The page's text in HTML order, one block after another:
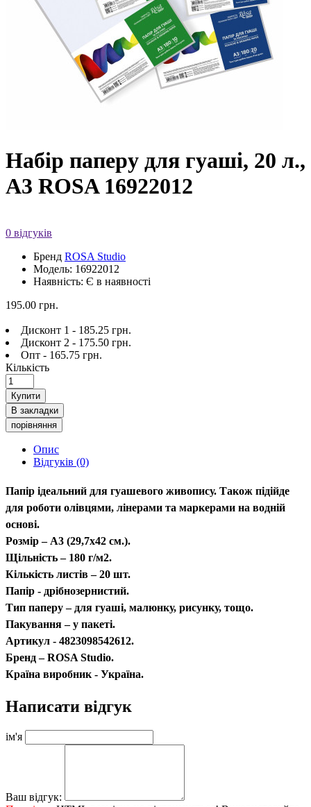
Набір паперу для гуаші, 20 л.,
A3 ROSA 16922012
0 відгуків
Бренд ROSA Studio
Модель: 16922012
Наявність: Є в наявності
195.00 грн.
Дисконт 1 - 185.25 грн.
Дисконт 2 - 175.50 грн.
Опт - 165.75 грн.
Кількість
Купити
В закладки
порівняння
Опис
Відгуків (0)
Папір ідеальний для гуашевого живопису. Також підійде
для роботи олівцями, лінерами та маркерами на водній
основі.
Розмір – A3 (29,7х42 см.).
Щільність – 180 г/м2.
Кількість листів – 20 шт.
Папір - дрібнозернистий.
Тип паперу – для гуаші, малюнку, рисунку, тощо.
Пакування – у пакеті.
Артикул - 4823098542612.
Бренд – ROSA Studio.
Країна виробник - Україна.
Написати відгук
ім'я
Ваш відгук: